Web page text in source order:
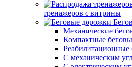
тренажеров с витрины
Механические
Компактные
Реабилитационные
С механическим